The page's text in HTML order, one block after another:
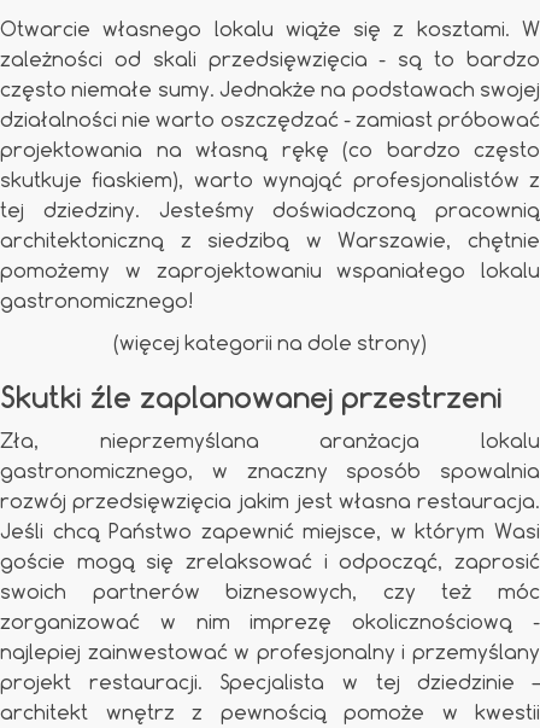
Otwarcie własnego lokalu wiąże się z kosztami. W
zależności od skali przedsięwzięcia - są to bardzo
często niemałe sumy. Jednakże na podstawach swojej
działalności nie warto oszczędzać - zamiast próbować
projektowania na własną rękę (co bardzo często
skutkuje fiaskiem), warto wynająć profesjonalistów z
tej dziedziny. Jesteśmy doświadczoną pracownią
architektoniczną z siedzibą w Warszawie, chętnie
pomożemy w zaprojektowaniu wspaniałego lokalu
gastronomicznego!
(więcej kategorii na dole strony)
Skutki źle zaplanowanej przestrzeni
Zła, nieprzemyślana aranżacja lokalu
gastronomicznego, w znaczny sposób spowalnia
rozwój przedsięwzięcia jakim jest własna restauracja.
Jeśli chcą Państwo zapewnić miejsce, w którym Wasi
goście mogą się zrelaksować i odpocząć, zaprosić
swoich partnerów biznesowych, czy też móc
zorganizować w nim imprezę okolicznościową -
najlepiej zainwestować w profesjonalny i przemyślany
projekt restauracji. Specjalista w tej dziedzinie –
architekt wnętrz z pewnością pomoże w kwestii